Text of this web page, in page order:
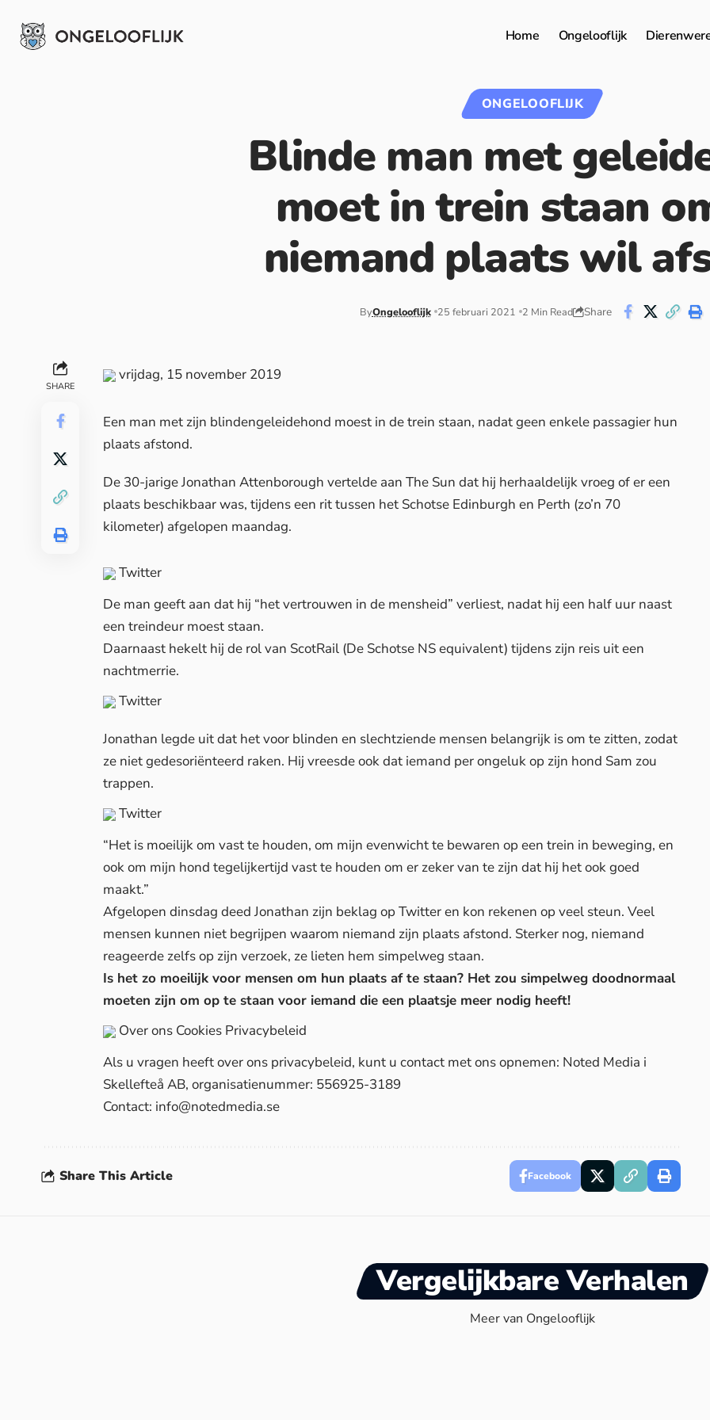
Home Ongelooflijk
ONGELOOFLIJK
Blinde man met
moet in trein staan
niemand plaats wil
ByOngelooflijk 25 februari 2021 2 Min Read Share
SHARE
vrijdag, 15 november 2019
Een man met zijn blindengeleidehond moest in de trein staan, nadat geen enkele passagier hun
plaats afstond.
De 30-jarige Jonathan Attenborough vertelde aan The Sun dat hij herhaaldelijk vroeg of er een
plaats beschikbaar was, tijdens een rit tussen het Schotse Edinburgh en Perth (zo’n 70
kilometer) afgelopen maandag.
Twitter
De man geeft aan dat hij “het vertrouwen in de mensheid” verliest, nadat hij een half uur naast
een treindeur moest staan.
Daarnaast hekelt hij de rol van ScotRail (De Schotse NS equivalent) tijdens zijn reis uit een
nachtmerrie.
Twitter
Jonathan legde uit dat het voor blinden en slechtziende mensen belangrijk is om te zitten, zodat
ze niet gedesoriënteerd raken. Hij vreesde ook dat iemand per ongeluk op zijn hond Sam zou
trappen.
Twitter
“Het is moeilijk om vast te houden, om mijn evenwicht te bewaren op een trein in beweging, en
ook om mijn hond tegelijkertijd vast te houden om er zeker van te zijn dat hij het ook goed
maakt.”
Afgelopen dinsdag deed Jonathan zijn beklag op Twitter en kon rekenen op veel steun. Veel
mensen kunnen niet begrijpen waarom niemand zijn plaats afstond. Sterker nog, niemand
reageerde zelfs op zijn verzoek, ze lieten hem simpelweg staan.
Is het zo moeilijk voor mensen om hun plaats af te staan? Het zou simpelweg doodnormaal
moeten zijn om op te staan voor iemand die een plaatsje meer nodig heeft!
Over ons Cookies Privacybeleid
Als u vragen heeft over ons privacybeleid, kunt u contact met ons opnemen: Noted Media i
Skellefteå AB, organisatienummer: 556925-3189
Contact: info@notedmedia.se
Share This Article Facebook
Vergelijkbare Verhalen
Meer van Ongelooflijk